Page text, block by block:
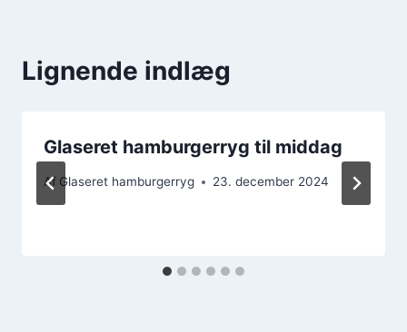
Lignende indlæg
Glaseret hamburgerryg til middag
Af Glaseret hamburgerryg 23. december 2024